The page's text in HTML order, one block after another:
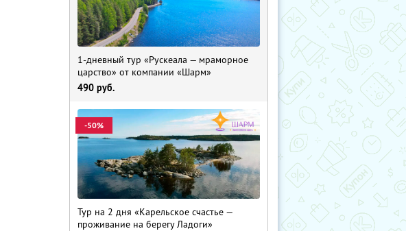
1-дневный тур «Рускеала — мраморное
царство» от компании «Шарм»
490 руб.
-50%
Тур на 2 дня «Карельское счастье —
проживание на берегу Ладоги»